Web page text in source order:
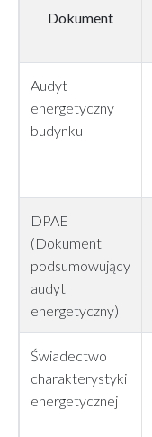
Dokument
Audyt
energetyczny
budynku
DPAE
(Dokument
podsumowujący
audyt
energetyczny)
Świadectwo
charakterystyki
energetycznej